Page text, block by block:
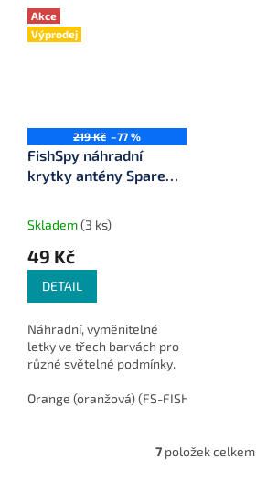
metrů.
Akce
Výprodej
219 Kč –77 %
FishSpy náhradní
krytky antény Spare
Skladem(3 ks)
49 Kč
DETAIL
Náhradní, vyměnitelné
letky ve třech barvách pro
různé světelné podmínky.
Orange (oranžová) (FS-FISHSPY-FIN-O)
O
7položek celkem